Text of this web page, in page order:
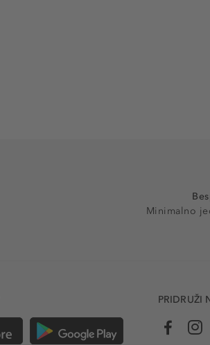
Minimalno
PRIDRUŽI